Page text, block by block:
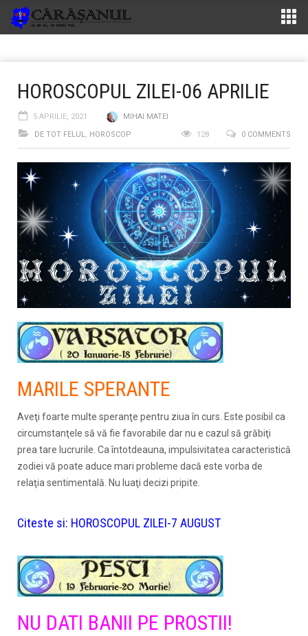
HOROSCOPUL ZILEI-06 APRILIE
5 APRILIE, 2021
MIHAI MATEI
DE TOT FELUL, HOROSCOP 0 COMMENTS
128
MARILE SPERANTE
Aveţi foarte multe speranţe pentru ziua în curs. Este posibil ca
circumstanţele să vă fie favorabile dar nu e cazul să grăbiţi
prea tare lucrurile. Ca întotdeauna, impulsivitatea caracteristică
zodiei vă poate aduce mari probleme dacă este vorba de
relaţia sentimentală. Nu luaţi decizi pripite.
Citeste si: HOROSCOPUL ZILEI-7 AUGUST
NU DATI BANII PE PROSTII!